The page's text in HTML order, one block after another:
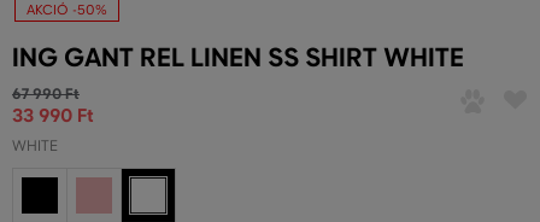
AKCIÓ -50%
ING GANT REL LINEN SS SHIRT WHITE
67 990 Ft
33 990 Ft
WHITE